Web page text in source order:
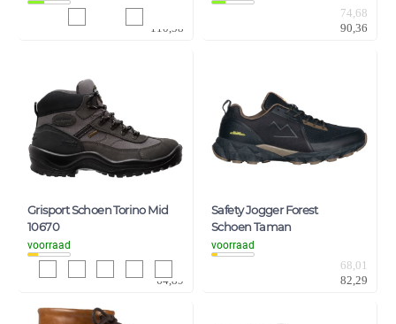
110,58
74,68
90,36
Grisport Schoen Torino Mid
10670
voorraad
53,63
64,89
Safety Jogger Forest
Schoen Taman
voorraad
68,01
82,29